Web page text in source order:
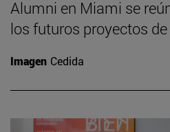
Alumni en Miami se
los futuros proyectos
Imagen Cedida